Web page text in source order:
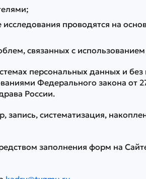
проводятся на
связанных с использованием
персональных данных и без
Федерального закона от
России.
систематизация,
заполнения форм на